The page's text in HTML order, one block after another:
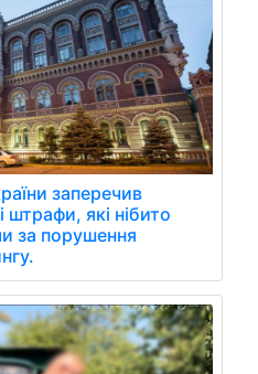
заперечив
штрафи, які нібито
за порушення